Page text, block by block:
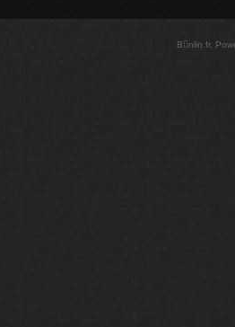
Bnlin.fr,